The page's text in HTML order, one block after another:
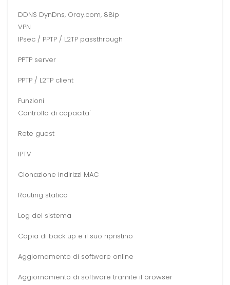
DDNS DynDns, Oray.com, 88ip
VPN
IPsec / PPTP / L2TP passthrough
PPTP server
PPTP / L2TP client
Funzioni
Controllo di capacita'
Rete guest
IPTV
Clonazione indirizzi MAC
Routing statico
Log del sistema
Copia di back up e il suo ripristino
Aggiornamento di software online
Aggiornamento di software tramite il browser